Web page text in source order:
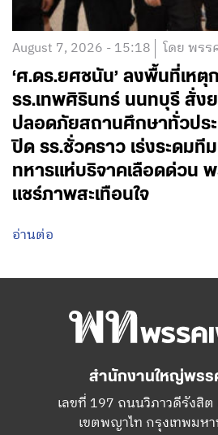
August 7, 2026 - 15:18 โดย พรร
‘ศ.ดร.ยศชนัน’ ลงพื้นที่เหตุ
รร.เทพศิรินทร์ นนทบุรี สั่ง
ปลอดภัยสถานศึกษาทั่วปร
ปิด รร.ชั่วคราว เร่งระดมที
ทหารแห่บริจาคเลือดด่วน
แชร์ภาพสะเทือนใจ
อ่านต่อ
สำนักงานใหญ่พรร
เลขที่ 197 ถนนวิภาวดีรังสิต
เขตพญาไท กรุงเทพมห